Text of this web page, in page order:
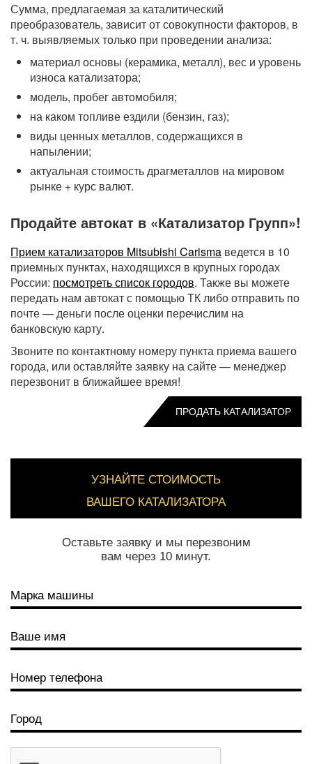
Сумма, предлагаемая за каталитический
преобразователь, зависит от совокупности факторов, в
т. ч. выявляемых только при проведении анализа:
материал основы (керамика, металл), вес и уровень
износа катализатора;
модель, пробег автомобиля;
на каком топливе ездили (бензин, газ);
виды ценных металлов, содержащихся в
напылении;
актуальная стоимость драгметаллов на мировом
рынке + курс валют.
Продайте автокат в «Катализатор Групп»!
Прием катализаторов Mitsubishi Carisma ведется в 10
приемных пунктах, находящихся в крупных городах
России: посмотреть список городов. Также вы можете
передать нам автокат с помощью ТК либо отправить по
почте — деньги после оценки перечислим на
банковскую карту.
Звоните по контактному номеру пункта приема вашего
города, или оставляйте заявку на сайте — менеджер
перезвонит в ближайшее время!
ПРОДАТЬ КАТАЛИЗАТОР
УЗНАЙТЕ СТОИМОСТЬ
ВАШЕГО КАТАЛИЗАТОРА
Оставьте заявку и мы перезвоним
вам через 10 минут.